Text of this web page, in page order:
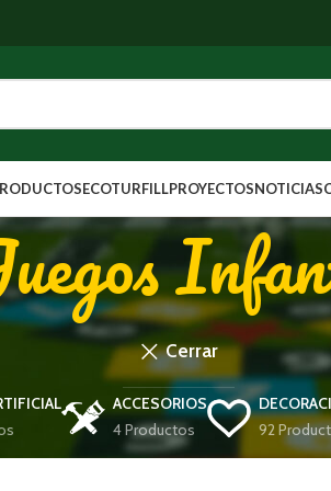
ECOTURFILLPROYECTOSNOTICIAS
Cerrar
ACCESORIOS
4 Productos
92